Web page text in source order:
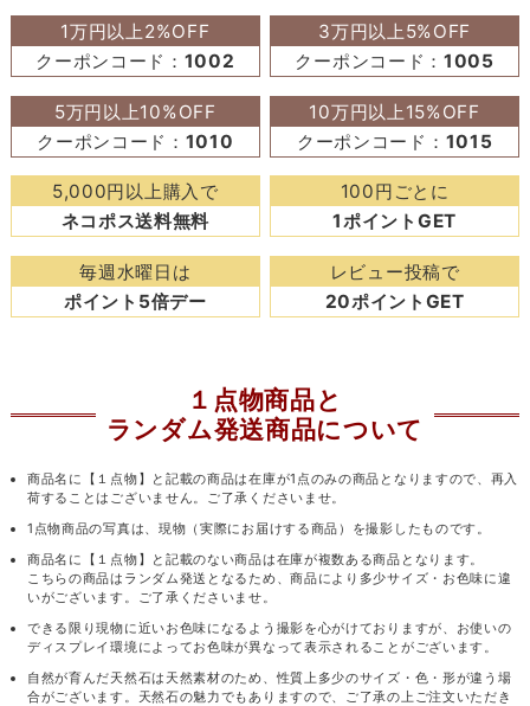
1万円以上2%OFF
クーポンコード： 1002
3万円以上5%OFF
クーポンコード：1005
5万円以上10%OFF
クーポンコード： 1010
10万円以上15%OFF
クーポンコード： 1015
5,000円以上購入で
ネコポス送料無料
100円ごとに
1ポイントGET
毎週水曜日は
ポイント5倍デー
レビュー投稿で
20ポイントGET
１点物商品と
ランダム発送商品について
商品名に【１点物】と記載の商品は在庫が1点のみの商品となりますので、再入
荷することはございません。ご了承くださいませ。
1点物商品の写真は、現物（実際にお届けする商品）を撮影したものです。
商品名に【１点物】と記載のない商品は在庫が複数ある商品となります。
こちらの商品はランダム発送となるため、商品により多少サイズ・お色味に違
いがございます。ご了承くださいませ。
できる限り現物に近いお色味になるよう撮影を心がけておりますが、お使いの
ディスプレイ環境によってお色味が異なって表示されることがございます。
自然が育んだ天然石は天然素材のため、性質上多少のサイズ・色・形が違う場
合がございます。天然石の魅力でもありますので、ご了承の上ご注文いただき